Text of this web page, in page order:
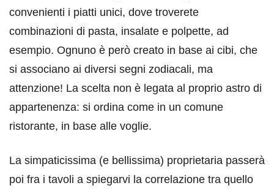
convenienti i piatti unici, dove troverete
combinazioni di pasta, insalate e polpette, ad
esempio. Ognuno è però creato in base ai cibi, che
si associano ai diversi segni zodiacali, ma
attenzione! La scelta non è legata al proprio astro di
appartenenza: si ordina come in un comune
ristorante, in base alle voglie.
La simpaticissima (e bellissima) proprietaria passerà
poi fra i tavoli a spiegarvi la correlazione tra quello